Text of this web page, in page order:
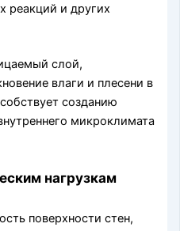
реакций и других
слой,
влаги и плесени в
созданию
микроклимата
нагрузкам
поверхности стен,